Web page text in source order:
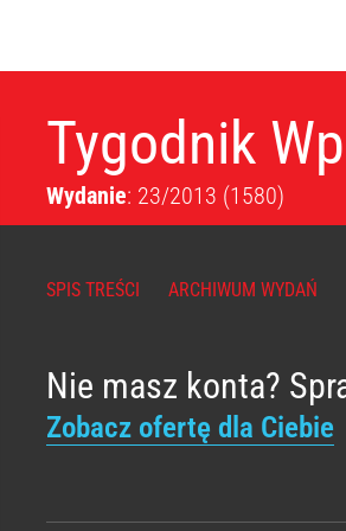
Tygodnik
Wydanie: 23/2013 (1580)
SPIS TREŚCI ARCHIWUM WYDAŃ
Nie masz konta?
Zobacz ofertę dla Ciebie